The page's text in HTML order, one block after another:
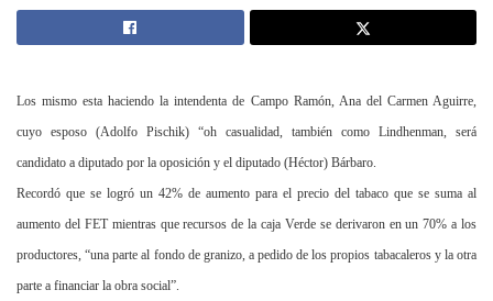
Los mismo esta haciendo la intendenta de Campo Ramón, Ana del Carmen Aguirre,
cuyo esposo (Adolfo Pischik) “oh casualidad, también como Lindhenman, será
candidato a diputado por la oposición y el diputado (Héctor) Bárbaro.
Recordó que se logró un 42% de aumento para el precio del tabaco que se suma al
aumento del FET mientras que recursos de la caja Verde se derivaron en un 70% a los
productores, “una parte al fondo de granizo, a pedido de los propios tabacaleros y la otra
parte a financiar la obra social”.